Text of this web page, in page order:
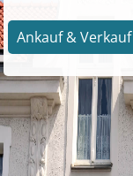
Ankauf & Verkauf